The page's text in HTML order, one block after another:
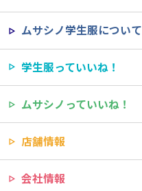
ムサシノ学生服について
学生服っていいね！
ムサシノっていいね！
店舗情報
会社情報